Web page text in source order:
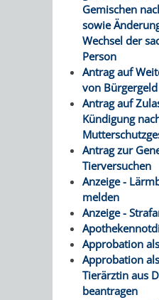
Gemischen
sowie
Wechsel der
Person
Antrag auf
von
Antrag auf
Kündigung
Antrag zur
Tierversuchen
Anzeige -
melden
Anzeige -
Approbation
Approbation
Tierärztin aus
beantragen